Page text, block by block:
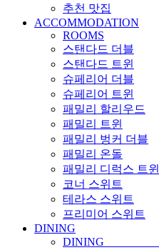
추천 맛집
ACCOMMODATION
ROOMS
스탠다드 더블
스탠다드 트윈
슈페리어 더블
슈페리어 트윈
패밀리 할리우드
패밀리 트윈
패밀리 벙커 더블
패밀리 온돌
패밀리 디럭스 트윈
코너 스위트
테라스 스위트
프리미어 스위트
DINING
DINING